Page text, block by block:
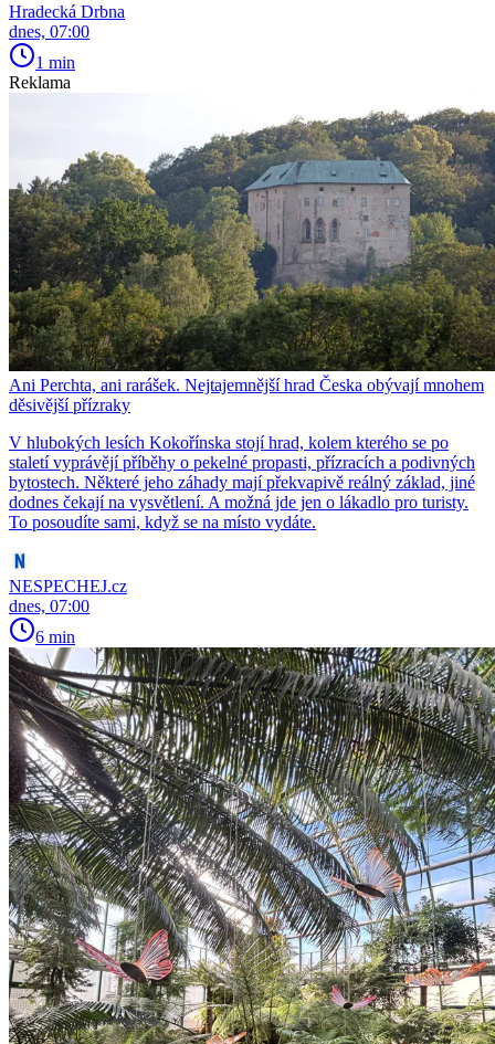
Hradecká Drbna
dnes, 07:00
1 min
Reklama
Ani Perchta, ani rarášek. Nejtajemnější hrad Česka obývají mnohem
děsivější přízraky
V hlubokých lesích Kokořínska stojí hrad, kolem kterého se po
staletí vyprávějí příběhy o pekelné propasti, přízracích a podivných
bytostech. Některé jeho záhady mají překvapivě reálný základ, jiné
dodnes čekají na vysvětlení. A možná jde jen o lákadlo pro turisty.
To posoudíte sami, když se na místo vydáte.
NESPECHEJ.cz
dnes, 07:00
6 min